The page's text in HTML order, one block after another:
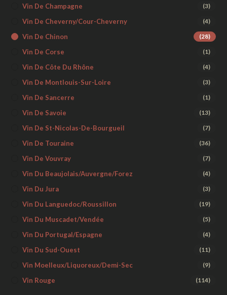
Vin De Champagne (3)
Vin De Cheverny/Cour-Cheverny (4)
Vin De Chinon (28)
Vin De Corse (1)
Vin De Côte Du Rhône (4)
Vin De Montlouis-Sur-Loire (3)
Vin De Sancerre (1)
Vin De Savoie (13)
Vin De St-Nicolas-De-Bourgueil (7)
Vin De Touraine (36)
Vin De Vouvray (7)
Vin Du Beaujolais/Auvergne/Forez (4)
Vin Du Jura (3)
Vin Du Languedoc/Roussillon (19)
Vin Du Muscadet/Vendée (5)
Vin Du Portugal/Espagne (4)
Vin Du Sud-Ouest (11)
Vin Moelleux/liquoreux/demi-Sec (9)
Vin Rouge (114)